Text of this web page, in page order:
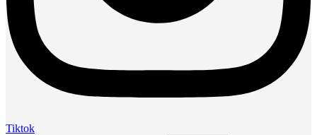
Tiktok